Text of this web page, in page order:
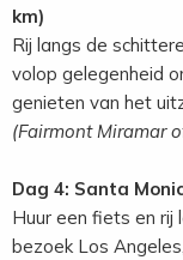
km)
Rij langs de
volop gelegenheid
genieten van het
(Fairmont Miramar
Dag 4: Santa
Huur een fiets en rij
bezoek Los